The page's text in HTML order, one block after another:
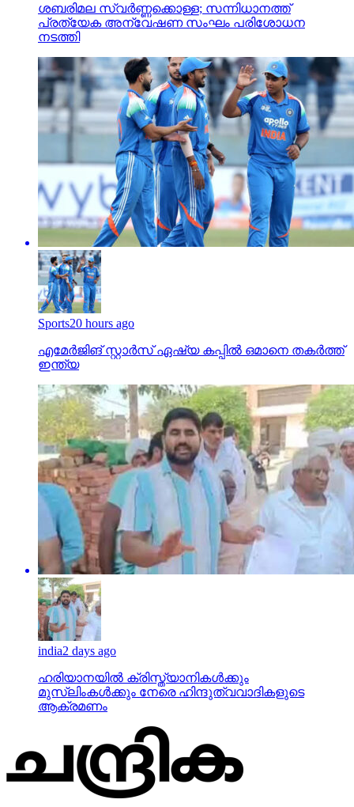
ശബരിമല സ്വര്‍ണ്ണക്കൊള്ള; സന്നിധാനത്ത്
പ്രത്യേക അന്വേഷണ സംഘം പരിശോധന
നടത്തി
Sports20 hours ago
എമേര്‍ജിങ് സ്റ്റാര്‍സ് ഏഷ്യ കപ്പില്‍ ഒമാനെ തകര്‍ത്ത്
ഇന്ത്യ
india2 days ago
ഹരിയാനയില്‍ ക്രിസ്ത്യാനികള്‍ക്കും
മുസ്‌ലിംകള്‍ക്കും നേരെ ഹിന്ദുത്വവാദികളുടെ
ആക്രമണം